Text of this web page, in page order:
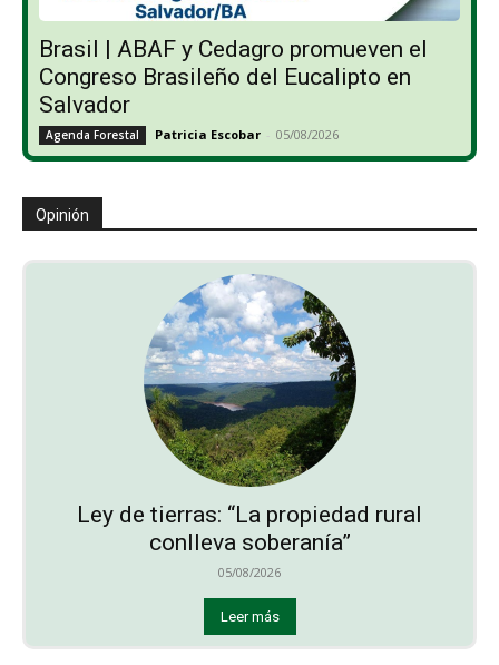
Brasil | ABAF y Cedagro promueven el
Congreso Brasileño del Eucalipto en
Salvador
Agenda Forestal Patricia Escobar - 05/08/2026
Opinión
Ley de tierras: “La propiedad rural
conlleva soberanía”
05/08/2026
Leer más